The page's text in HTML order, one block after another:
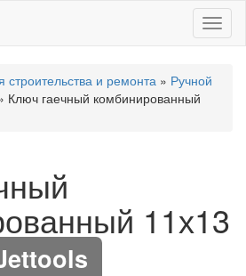
строительства и ремонта » Ручной
Ключ гаечный комбинированный
11х13